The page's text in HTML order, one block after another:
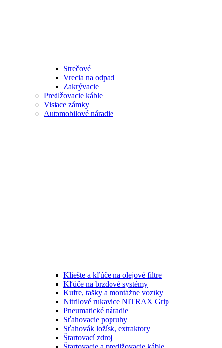
Strečové
Vrecia na odpad
Zakrývacie
Predlžovacie káble
Visiace zámky
Automobilové náradie
Kliešte a kľúče na olejové filtre
Kľúče na brzdové systémy
Kufre, tašky a montážne vozíky
Nitrilové rukavice NITRAX Grip
Pneumatické náradie
Sťahovacie popruhy
Sťahovák ložísk, extraktory
Štartovací zdroj
Štartovacie a predlžovacie káble